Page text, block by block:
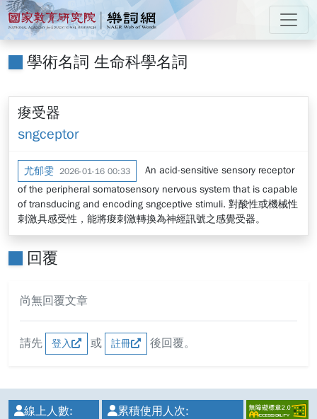
跳到主要內容
:::
國家教育研究院 樂詞網
學術名詞 生命科學名詞
痠受器
sngceptor
尤郁雯 2026-01-16 00:33
An acid-sensitive sensory receptor
of the peripheral somatosensory nervous system that is capable
of transducing and encoding sngceptive stimuli. 對酸性或機械性
刺激具感受性，能將痠刺激轉換為神經訊號之感覺受器。
回覆
尚無回覆文章
請先 登入 或 註冊 後回覆。
線上人數:
累積使用人次: